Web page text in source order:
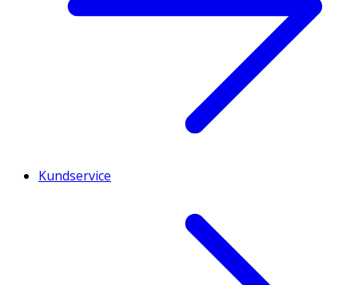
Kundservice